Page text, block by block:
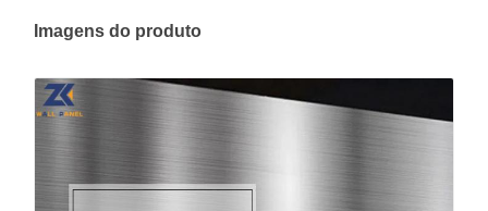
Imagens do produto